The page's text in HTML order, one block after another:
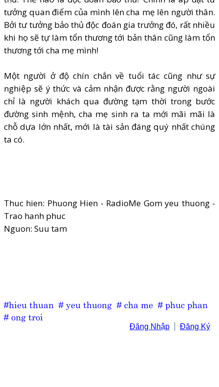
tưởng quan điểm của mình lên cha mẹ lên người thân.
Bởi tư tưởng bảo thủ độc đoán gia trưởng đó, rất nhiều
khi họ sẽ tự làm tổn thương tới bản thân cũng làm tổn
thương tới cha mẹ mình!
Một người ở độ chín chắn về tuổi tác cũng như sự
nghiệp sẽ ý thức và cảm nhận được rằng người ngoài
chỉ là người khách qua đường tạm thời trong bước
đường sinh mệnh, cha mẹ sinh ra ta mới mãi mãi là
chỗ dựa lớn nhất, mới là tài sản đáng quý nhất chúng
ta có.
Thuc hien: Phuong Hien - RadioMe Gom yeu thuong -
Trao hanh phuc
Nguon: Suu tam
#hieu thuan # yeu thuong # cha me # phuc phan
# ong troi
Đăng Nhập Đăng Ký